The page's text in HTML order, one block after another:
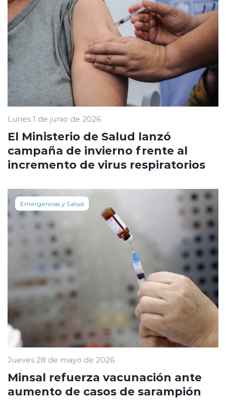
Lunes 1 de junio de 2026
El Ministerio de Salud lanzó
campaña de invierno frente al
incremento de virus respiratorios
Emergencias y Salud
Jueves 28 de mayo de 2026
Minsal refuerza vacunación ante
aumento de casos de sarampión